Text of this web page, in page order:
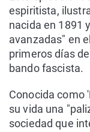
espiritista,
nacida en 1891
avanzadas" en
primeros días
bando fascista.
Conocida como
su vida una
sociedad que